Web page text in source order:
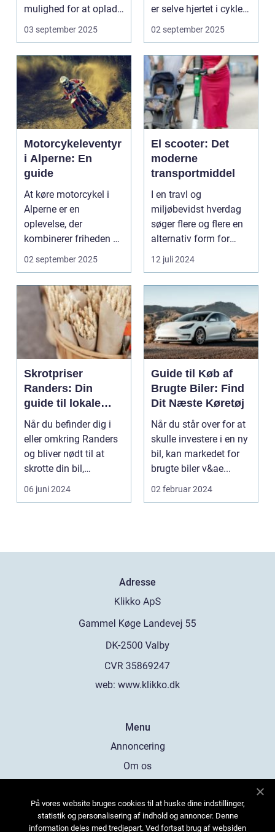
mulighed for at oplade
uden...
03 september 2025
er selve hjertet i cyklen.
Et go...
02 september 2025
Motorcykeleventyr
i Alperne: En
guide
At køre motorcykel i
Alperne er en
oplevelse, der
kombinerer friheden på
to hjul med no...
02 september 2025
El scooter: Det
moderne
transportmiddel
I en travl og
miljøbevidst hverdag
søger flere og flere en
alternativ form for
transport. El scooter...
12 juli 2024
Skrotpriser
Randers: Din
guide til lokale
muligheder
Når du befinder dig i
eller omkring Randers
og bliver nødt til at
skrotte din bil,
gammelt jern elle...
06 juni 2024
Guide til Køb af
Brugte Biler: Find
Dit Næste Køretøj
Når du står over for at
skulle investere i en ny
bil, kan markedet for
brugte biler v&ae...
02 februar 2024
Adresse
web: www.klikko.dk
Menu
Annoncering
Om os
Kontakt os
Sitemap
På vores website bruges cookies til at huske dine indstillinger,
statistik og personalisering af indhold og annoncer. Denne
information deles med tredjepart. Ved fortsat brug af websiden